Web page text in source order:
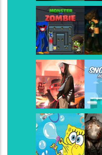
Play
Play
Play